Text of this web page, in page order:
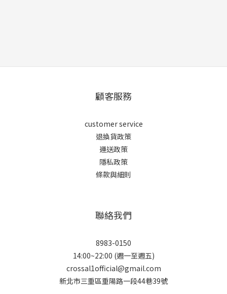
顧客服務
customer service
退換貨政策
運送政策
隱私政策
條款與細則
聯絡我們
8983-0150
14:00~22:00 (週一至週五)
crossal1official@gmail.com
新北市三重區重陽路一段44巷39號